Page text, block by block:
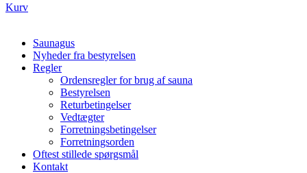
Kurv
Saunagus
Nyheder fra bestyrelsen
Regler
Ordensregler for brug af sauna
Bestyrelsen
Returbetingelser
Vedtægter
Forretningsbetingelser
Forretningsorden
Oftest stillede spørgsmål
Kontakt